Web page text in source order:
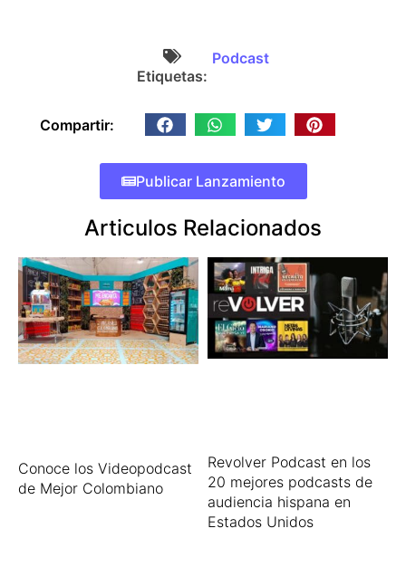
Etiquetas:
Podcast
Compartir:
Publicar Lanzamiento
Articulos Relacionados
Conoce los Videopodcast
de Mejor Colombiano
Revolver Podcast en los
20 mejores podcasts de
audiencia hispana en
Estados Unidos